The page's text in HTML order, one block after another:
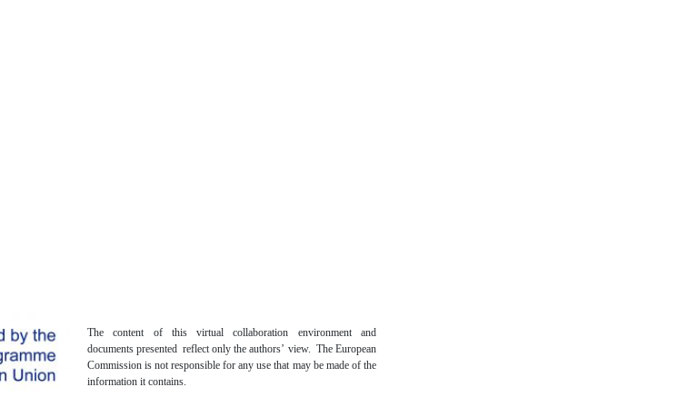
The content of this virtual collaboration environment and
documents presented reflect only the authors’ view. The European
Commission is not responsible for any use that may be made of the
information it contains.